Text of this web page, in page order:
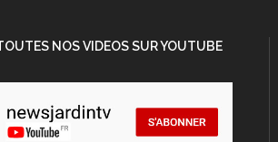
NOS VIDEOS SUR YOUTUBE